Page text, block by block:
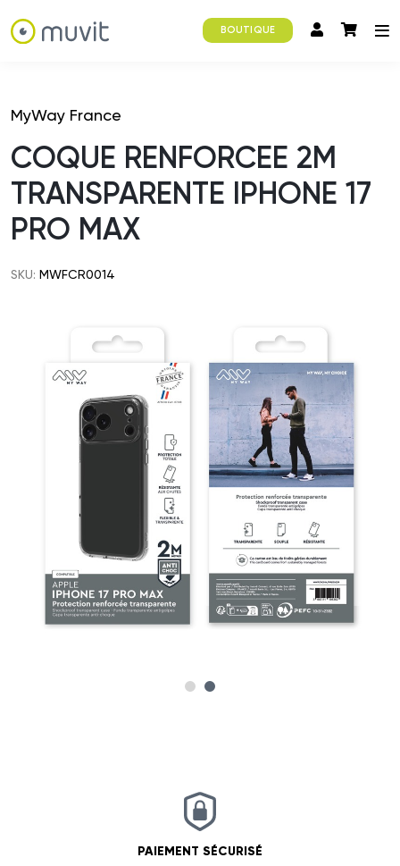
BOUTIQUE
MyWay France
COQUE RENFORCEE 2M
TRANSPARENTE IPHONE 17
PRO MAX
SKU: MWFCR0014
PAIEMENT SÉCURISÉ